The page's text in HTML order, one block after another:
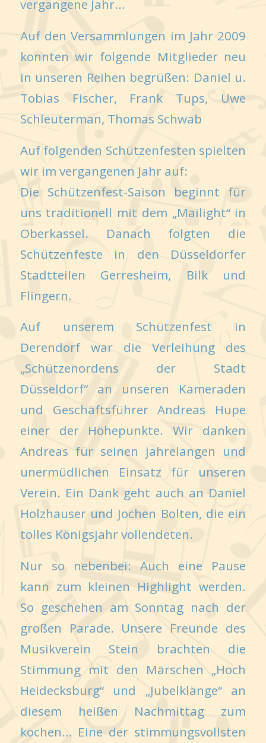
vergangene Jahr…
Auf den Versammlungen im Jahr 2009
konnten wir folgende Mitglieder neu
in unseren Reihen begrüßen: Daniel u.
Tobias Fischer, Frank Tups, Uwe
Schleuterman, Thomas Schwab
Auf folgenden Schützenfesten spielten
wir im vergangenen Jahr auf:
Die Schützenfest-Saison beginnt für
uns traditionell mit dem „Mailight“ in
Oberkassel. Danach folgten die
Schützenfeste in den Düsseldorfer
Stadtteilen Gerresheim, Bilk und
Flingern.
Auf unserem Schützenfest in
Derendorf war die Verleihung des
„Schützenordens der Stadt
Düsseldorf“ an unseren Kameraden
und Geschäftsführer Andreas Hupe
einer der Höhepunkte. Wir danken
Andreas für seinen jahrelangen und
unermüdlichen Einsatz für unseren
Verein. Ein Dank geht auch an Daniel
Holzhauser und Jochen Bolten, die ein
tolles Königsjahr vollendeten.
Nur so nebenbei: Auch eine Pause
kann zum kleinen Highlight werden.
So geschehen am Sonntag nach der
großen Parade. Unsere Freunde des
Musikverein Stein brachten die
Stimmung mit den Märschen „Hoch
Heidecksburg“ und „Jubelklänge“ an
diesem heißen Nachmittag zum
kochen… Eine der stimmungsvollsten